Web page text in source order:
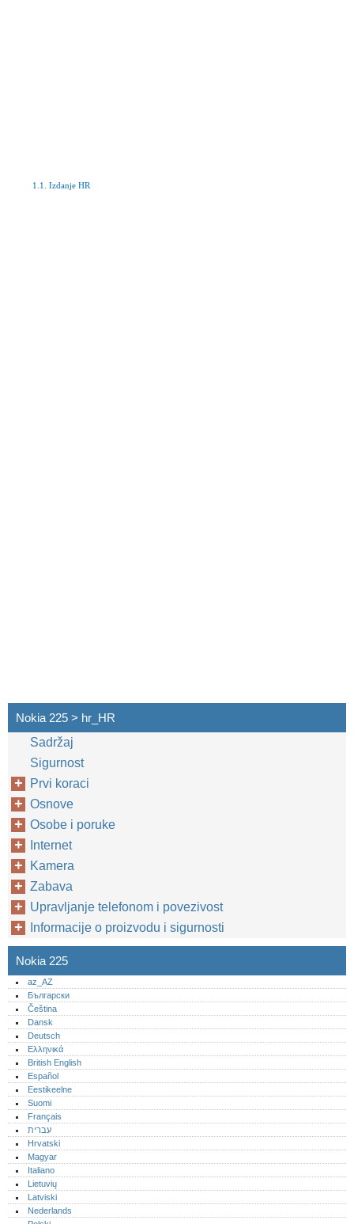
1.1. Izdanje HR
Nokia 225 > hr_HR
Sadržaj
Sigurnost
Prvi koraci
Osnove
Osobe i poruke
Internet
Kamera
Zabava
Upravljanje telefonom i povezivost
Informacije o proizvodu i sigurnosti
Nokia 225
az_AZ
Български
Čeština
Dansk
Deutsch
Ελληνικά
British English
Español
Eestikeelne
Suomi
Français
עברית
Hrvatski
Magyar
Italiano
Lietuvių
Latviski
Nederlands